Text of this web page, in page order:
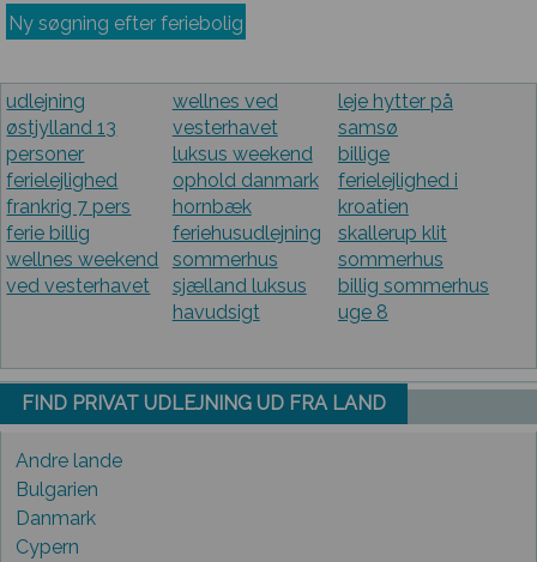
Ny søgning efter feriebolig
udlejning
østjylland 13
personer
ferielejlighed
frankrig 7 pers
ferie billig
wellnes weekend
ved vesterhavet
wellnes ved
vesterhavet
luksus weekend
ophold danmark
hornbæk
feriehusudlejning
sommerhus
sjælland luksus
havudsigt
leje hytter på
samsø
billige
ferielejlighed i
kroatien
skallerup klit
sommerhus
billig sommerhus
uge 8
FIND PRIVAT UDLEJNING UD FRA LAND
Andre lande
Bulgarien
Danmark
Cypern